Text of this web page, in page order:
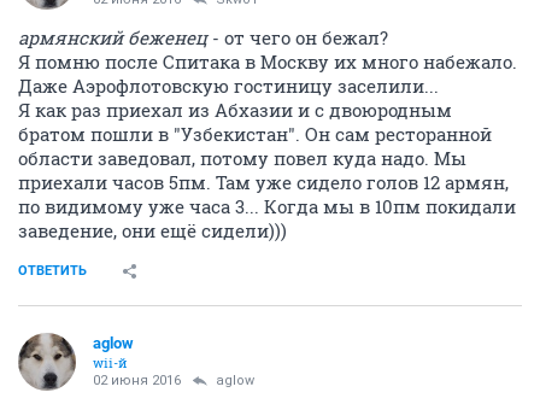
армянский беженец- от чего он бежал?
Я помню после Спитака в Москву их много набежало.
Даже Аэрофлотовскую гостиницу заселили...
Я как раз приехал из Абхазии и с двоюродным
братом пошли в "Узбекистан". Он сам ресторанной
области заведовал, потому повел куда надо. Мы
приехали часов 5пм. Там уже сидело голов 12 армян,
по видимому уже часа 3... Когда мы в 10пм покидали
заведение, они ещё сидели)))
ОТВЕТИТЬ
aglow
wii-й
02 июня 2016 aglow